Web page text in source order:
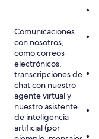
Comunicaciones
con nosotros,
como correos
electrónicos,
transcripciones de
chat con nuestro
agente virtual y
nuestro asistente
de inteligencia
artificial (por